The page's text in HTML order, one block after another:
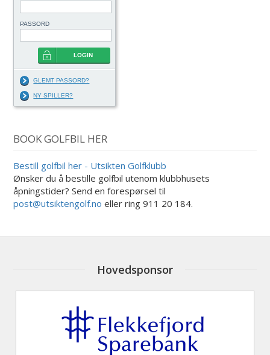
PASSORD
LOGIN
GLEMT PASSORD?
NY SPILLER?
BOOK GOLFBIL HER
Bestill golfbil her - Utsikten Golfklubb
Ønsker du å bestille golfbil utenom klubbhusets
åpningstider? Send en forespørsel til
post@utsiktengolf.no eller ring 911 20 184.
Hovedsponsor